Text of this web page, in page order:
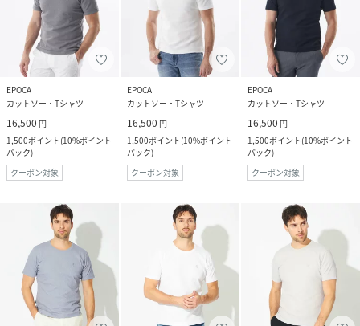
EPOCA
カットソー・Tシャツ
16,500 円
1,500ポイント(10%ポイント
バック)
クーポン対象
EPOCA
カットソー・Tシャツ
16,500 円
1,500ポイント(10%ポイント
バック)
クーポン対象
EPOCA
カットソー・Tシャツ
16,500 円
1,500ポイント(10%ポイント
バック)
クーポン対象